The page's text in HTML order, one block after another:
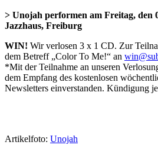
> Unojah performen am Freitag, den
Jazzhaus, Freiburg
WIN! Wir verlosen 3 x 1 CD. Zur
dem Betreff „Color To Me!“ an
*Mit der Teilnahme an unseren
dem Empfang des kostenlosen
Newsletters einverstanden. Kündigung
Artikelfoto: Unojah